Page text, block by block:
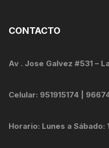
CONTACTO
Av . Jose Galvez #531 –
Celular: 951915174 |
Horario: Lunes a Sábado: